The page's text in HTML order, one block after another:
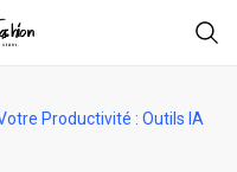
Productivité : Outils IA